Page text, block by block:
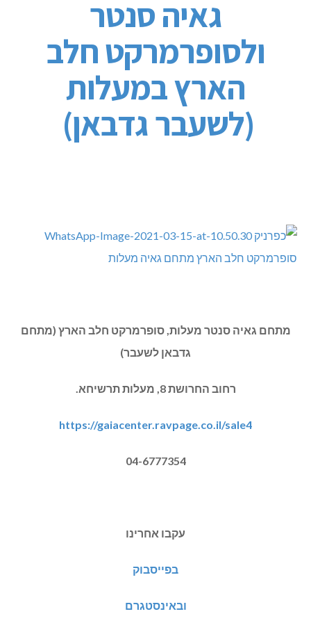
גאיה סנטר
ולסופרמרקט חלב
הארץ במעלות
(לשעבר גדבאן)
מתחם גאיה סנטר מעלות, סופרמרקט חלב הארץ (מתחם
גדבאן לשעבר)
רחוב החרושת 8, מעלות תרשיחא.
https://gaiacenter.ravpage.co.il/sale4
04-6777354
עקבו אחרינו
בפייסבוק
ובאינסטגרם